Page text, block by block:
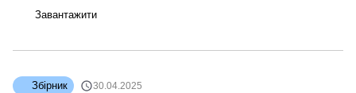
Завантажити
Збірник 30.04.2025